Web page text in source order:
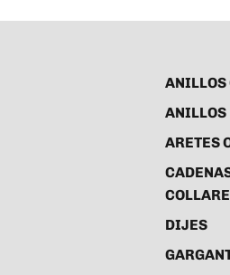
ANILLOS
ARETES
DIJES